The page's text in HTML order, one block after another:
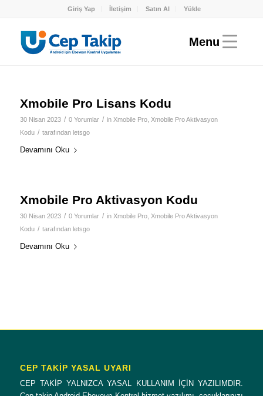
Giriş Yap İletişim Satın Al Yükle
Xmobile Pro Lisans Kodu
30 Nisan 2023 / 0 Yorumlar / in Xmobile Pro, Xmobile Pro Aktivasyon
Kodu / tarafından letsgo
Devamını Oku
Xmobile Pro Aktivasyon Kodu
30 Nisan 2023 / 0 Yorumlar / in Xmobile Pro, Xmobile Pro Aktivasyon
Kodu / tarafından letsgo
Devamını Oku
CEP TAKİP YASAL UYARI
CEP TAKİP YALNIZCA YASAL KULLANIM İÇİN YAZILIMDIR.